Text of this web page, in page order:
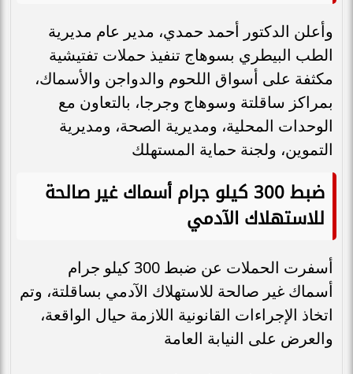
وأعلن الدكتور أحمد حمدي، مدير عام مديرية
الطب البيطري بسوهاج تنفيذ حملات تفتيشية
مكثفة على أسواق اللحوم والدواجن والأسماك،
بمراكز ساقلتة وسوهاج وجرجا، بالتعاون مع
الوحدات المحلية، ومديرية الصحة، ومديرية
التموين، ولجنة حماية المستهلك
ضبط 300 كيلو جرام أسماك غير صالحة
للاستهلاك الآدمي
أسفرت الحملات عن ضبط 300 كيلو جرام
أسماك غير صالحة للاستهلاك الآدمي بساقلتة، وتم
اتخاذ الإجراءات القانونية اللازمة حيال الواقعة،
والعرض على النيابة العامة